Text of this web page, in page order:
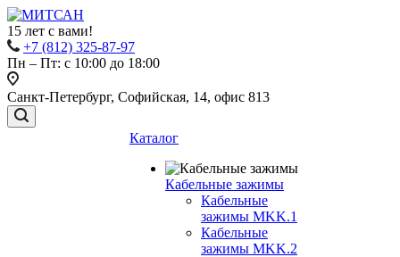
15 лет с вами!
+7 (812) 325-87-97
Пн – Пт: с 10:00 до 18:00
Санкт-Петербург, Софийская, 14, офис 813
Каталог
Кабельные зажимы
Кабельные
зажимы MKK.1
Кабельные
зажимы MKK.2